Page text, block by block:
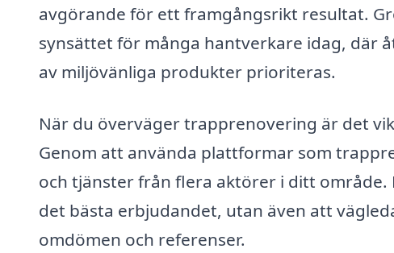
avgörande för ett framgångsrikt resultat.
synsättet för många hantverkare idag, där
av miljövänliga produkter prioriteras.
När du överväger trapprenovering är det
Genom att använda plattformar som
och tjänster från flera aktörer i ditt
det bästa erbjudandet, utan även att
omdömen och referenser.